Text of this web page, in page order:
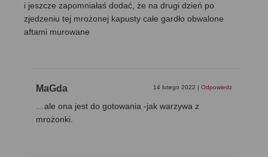
i jeszcze zapomniałaś dodać, że na drugi dzień po
zjedzeniu tej mrożonej kapusty całe gardło obwalone
aftami murowane
MaGda 14 lutego 2022 | Odpowiedz
…ale ona jest do gotowania -jak warzywa z
mrożonki.